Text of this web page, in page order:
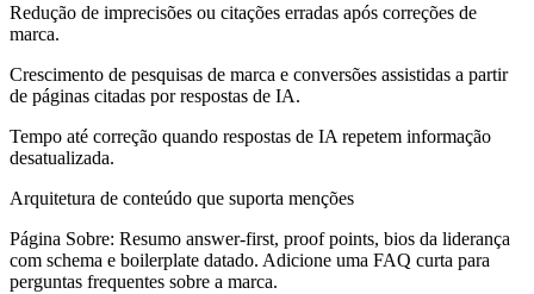
Redução de imprecisões ou citações erradas após correções de
marca.
Crescimento de pesquisas de marca e conversões assistidas a partir
de páginas citadas por respostas de IA.
Tempo até correção quando respostas de IA repetem informação
desatualizada.
Arquitetura de conteúdo que suporta menções
Página Sobre: Resumo answer-first, proof points, bios da liderança
com schema e boilerplate datado. Adicione uma FAQ curta para
perguntas frequentes sobre a marca.